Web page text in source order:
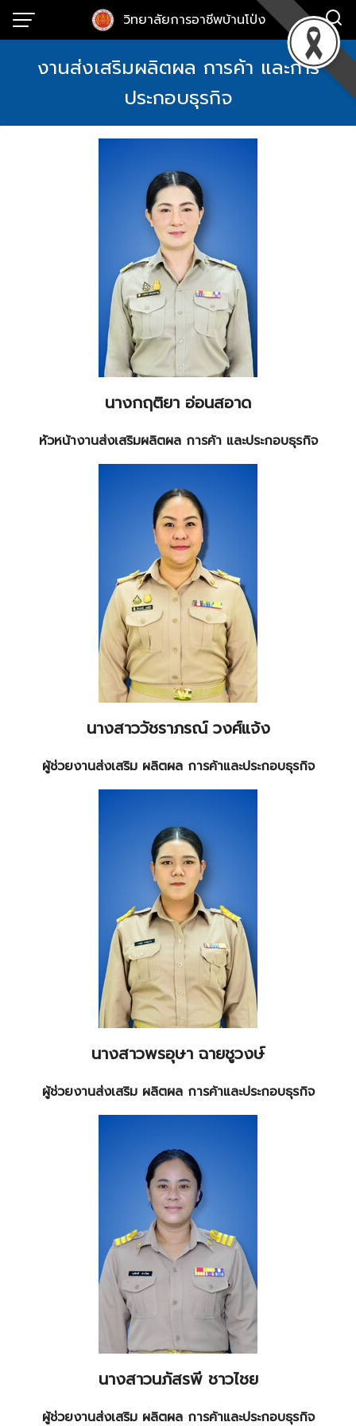
Skip
วิทยาลัยการอาชีพบ้านโป่ง
งานส่งเสริมผลิตผล การค้า และการ
ประกอบธุรกิจ
นางกฤติยา อ่อนสอาด
หัวหน้างานส่งเสริมผลิตผล การค้า และประกอบธุรกิจ
นางสาววัชราภรณ์ วงศ์แจ้ง
ผู้ช่วยงานส่งเสริม ผลิตผล การค้าและประกอบธุรกิจ
นางสาวพรอุษา ฉายชูวงษ์
ผู้ช่วยงานส่งเสริม ผลิตผล การค้าและประกอบธุรกิจ
นางสาวนภัสรพี ชาวไชย
ผู้ช่วยงานส่งเสริม ผลิตผล การค้าและประกอบธุรกิจ